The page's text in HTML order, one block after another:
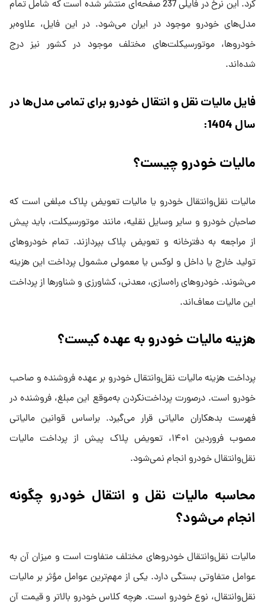
کرد. این نرخ در فایلی 237 صفحه‌ای منتشر شده است که شامل تمام
مدل‌های خودرو موجود در ایران می‌شود. در این فایل، علاوه‌بر
خودروها، موتورسیکلت‌های مختلف موجود در کشور نیز درج
شده‌اند.
فایل مالیات نقل و انتقال خودرو برای تمامی مدل‌ها در
سال 1404:
مالیات خودرو چیست؟
مالیات نقل‌وانتقال خودرو یا مالیات تعویض پلاک مبلغی است که
صاحبان خودرو و سایر وسایل نقلیه، مانند موتورسیکلت، باید پیش
از مراجعه به دفترخانه و تعویض پلاک بپردازند. تمام خودروهای
تولید خارج یا داخل و لوکس یا معمولی مشمول پرداخت این هزینه
می‌شوند. خودروهای راه‌سازی، معدنی، کشاورزی و شناورها از پرداخت
این مالیات معاف‌اند.
هزینه مالیات خودرو به عهده کیست؟
پرداخت هزینه مالیات نقل‌وانتقال خودرو بر عهده فروشنده و صاحب
خودرو است. درصورت پرداخت‌نکردن به‌موقع این مبلغ، فروشنده در
فهرست بدهکاران مالیاتی قرار می‌گیرد. براساس قوانین مالیاتی
مصوب فروردین ۱۴۰۱، تعویض پلاک پیش از پرداخت مالیات
نقل‌وانتقال خودرو انجام نمی‌شود.
محاسبه مالیات نقل‌ و انتقال خودرو چگونه
انجام می‌شود؟
مالیات نقل‌وانتقال خودروهای مختلف متفاوت است و میزان آن به
عوامل متفاوتی بستگی دارد. یکی از مهم‌ترین عوامل مؤثر بر مالیات
نقل‌وانتقال، نوع خودرو است. هرچه کلاس خودرو بالاتر و قیمت آن